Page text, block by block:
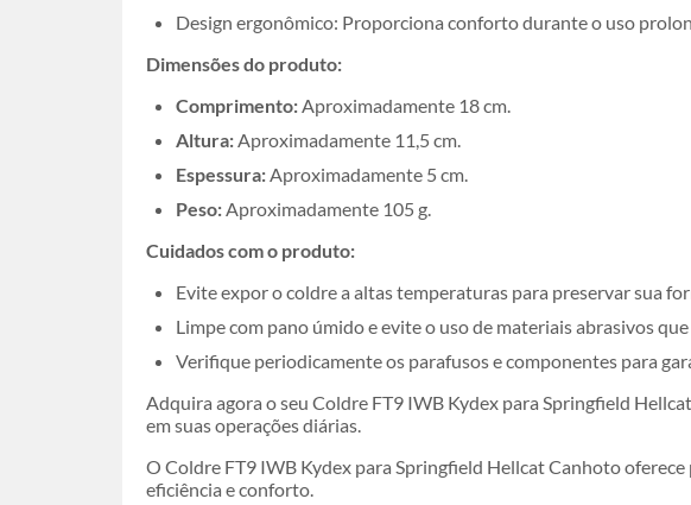
Design ergonômico: Proporciona conforto durante o uso
Dimensões do produto:
Comprimento:Aproximadamente 18 cm.
Altura:Aproximadamente 11,5 cm.
Espessura:Aproximadamente 5 cm.
Peso:Aproximadamente 105 g.
Cuidados com o produto:
Evite expor o coldre a altas temperaturas para preservar sua
Limpe com pano úmido e evite o uso de materiais abrasivos
Verifique periodicamente os parafusos e componentes para
Adquira agora o seu Coldre FT9 IWB Kydex para Springfield
em suas operações diárias.
O Coldre FT9 IWB Kydex para Springfield Hellcat Canhoto
eficiência e conforto.